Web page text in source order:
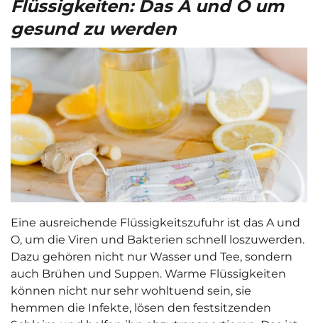
Flüssigkeiten: Das A und O um
gesund zu werden
Eine ausreichende Flüssigkeitszufuhr ist das A und
O, um die Viren und Bakterien schnell loszuwerden.
Dazu gehören nicht nur Wasser und Tee, sondern
auch Brühen und Suppen. Warme Flüssigkeiten
können nicht nur sehr wohltuend sein, sie
hemmen die Infekte, lösen den festsitzenden